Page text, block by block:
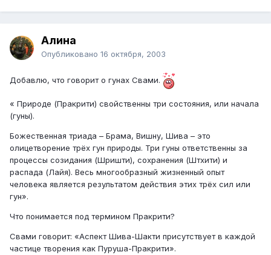
Алина
Опубликовано 16 октября, 2003
Добавлю, что говорит о гунах Свами.
« Природе (Пракрити) свойственны три состояния, или начала
(гуны).
Божественная триада – Брама, Вишну, Шива – это
олицетворение трёх гун природы. Три гуны ответственны за
процессы созидания (Шришти), сохранения (Штхити) и
распада (Лайя). Весь многообразный жизненный опыт
человека является результатом действия этих трёх сил или
гун».
Что понимается под термином Пракрити?
Свами говорит: «Аспект Шива-Шакти присутствует в каждой
частице творения как Пуруша-Пракрити».